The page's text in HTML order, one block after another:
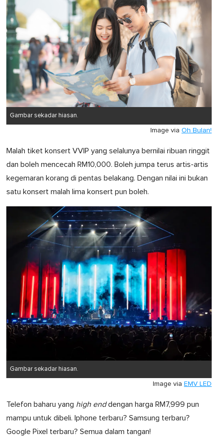
Gambar sekadar hiasan.
Image via Oh Bulan!
Malah tiket konsert VVIP yang selalunya bernilai ribuan ringgit
dan boleh mencecah RM10,000. Boleh jumpa terus artis-artis
kegemaran korang di pentas belakang. Dengan nilai ini bukan
satu konsert malah lima konsert pun boleh.
Gambar sekadar hiasan.
Image via EMV LED
Telefon baharu yang high enddengan harga RM7,999 pun
mampu untuk dibeli. Iphone terbaru? Samsung terbaru?
Google Pixel terbaru? Semua dalam tangan!